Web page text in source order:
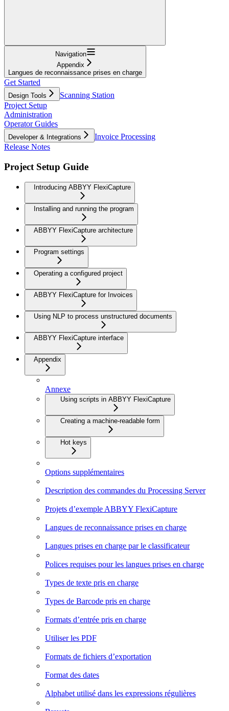
Navigation
Appendix
Langues de reconnaissance prises en charge
Get Started
Design Tools
Scanning Station
Project Setup
Administration
Operator Guides
Developer & Integrations
Invoice Processing
Release Notes
Project Setup Guide
Introducing ABBYY FlexiCapture
Installing and running the program
ABBYY FlexiCapture architecture
Program settings
Operating a configured project
ABBYY FlexiCapture for Invoices
Using NLP to process unstructured documents
ABBYY FlexiCapture interface
Appendix
Annexe
Using scripts in ABBYY FlexiCapture
Creating a machine-readable form
Hot keys
Options supplémentaires
Description des commandes du Processing Server
Projets d’exemple ABBYY FlexiCapture
Langues de reconnaissance prises en charge
Langues prises en charge par le classificateur
Polices requises pour les langues prises en charge
Types de texte pris en charge
Types de Barcode pris en charge
Formats d’entrée pris en charge
Utiliser les PDF
Formats de fichiers d’exportation
Format des dates
Alphabet utilisé dans les expressions régulières